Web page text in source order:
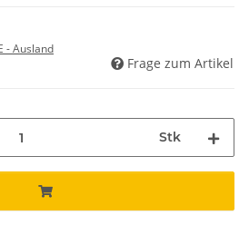
- Ausland
Frage zum Artikel
Stk